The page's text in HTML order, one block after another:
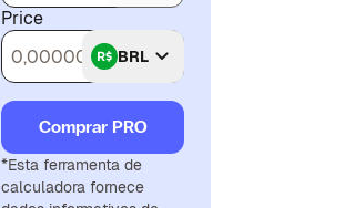
Price
BRL
Comprar PRO
*Esta ferramenta de
calculadora fornece